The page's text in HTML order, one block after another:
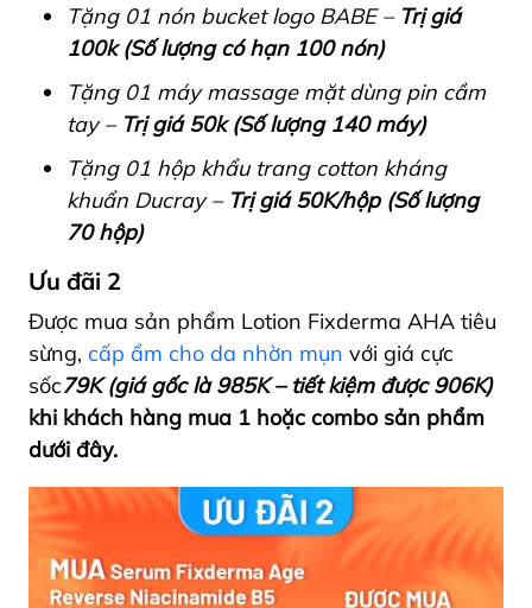
Tặng 01 nón bucket logo BABE – Trị giá
100k (Số lượng có hạn 100 nón)
Tặng 01 máy massage mặt dùng pin cầm
tay – Trị giá 50k (Số lượng 140 máy)
Tặng 01 hộp khẩu trang cotton kháng
khuẩn Ducray – Trị giá 50K/hộp (Số lượng
70 hộp)
Ưu đãi 2
Được mua sản phẩm Lotion Fixderma AHA tiêu
sừng, cấp ẩm cho da nhờn mụn với giá cực
sốc79K (giá gốc là 985K – tiết kiệm được 906K)
khi khách hàng mua 1 hoặc combo sản phẩm
dưới đây.